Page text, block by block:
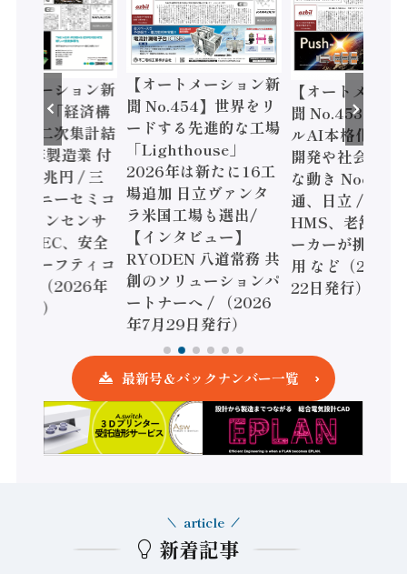
トメーション新
】「経済構
調査二次集計結
年製造業 付
額86兆円 / 三
とソニーセミコ
ジョンセンサ
/ IDEC、安全
すセーフティコ
ーラ（2026年
発行）
【オートメーション新
聞 No.454】世界をリ
ードする先進的な工場
「Lighthouse」
2026年は新たに16工
場追加 日立ヴァンタ
ラ米国工場も選出/
【インタビュー】
RYODEN 八道常務 共
創のソリューションパ
ートナーへ / （2026
年7月29日発行）
【オートメーシ
聞 No.453】フ
ルAI本格化へ
開発や社会実装
な動き Noetra
通、日立 / 兵神
HMS、老舗ポ
ーカーが挑むデ
用 など（2026
22日発行）
最新号＆バックナンバー一覧
新着記事
article